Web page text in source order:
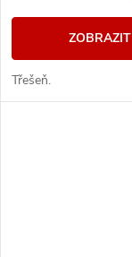
ZOBRAZIT
Třešeň.